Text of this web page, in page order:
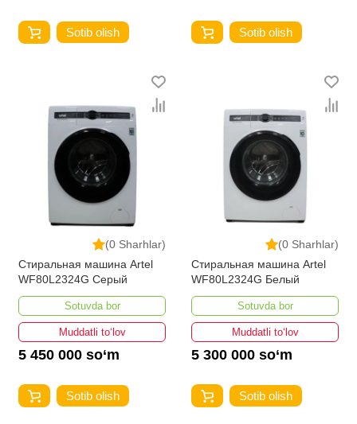
Sotib olish Sotib olish
(0 Sharhlar)
Стиральная машина Artel
WF80L2324G Серый
Sotuvda bor
Muddatli to‘lov
5 450 000 so‘m
Sotib olish
(0 Sharhlar)
Стиральная машина Artel
WF80L2324G Белый
Sotuvda bor
Muddatli to‘lov
5 300 000 so‘m
Sotib olish